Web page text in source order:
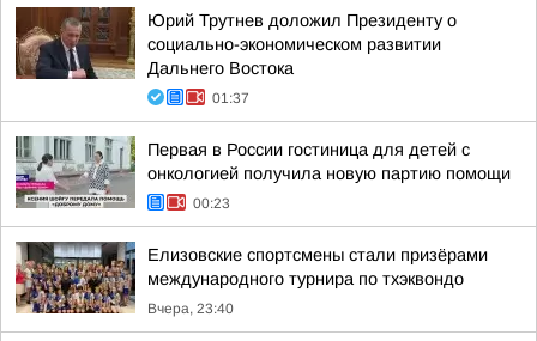
Юрий Трутнев доложил Президенту о
социально-экономическом развитии
Дальнего Востока
01:37
Первая в России гостиница для детей с
онкологией получила новую партию помощи
00:23
Елизовские спортсмены стали призёрами
международного турнира по тхэквондо
Вчера, 23:40